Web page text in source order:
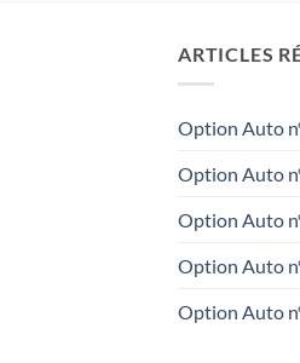
ARTICLES
Option Auto
Option Auto
Option Auto
Option Auto
Option Auto